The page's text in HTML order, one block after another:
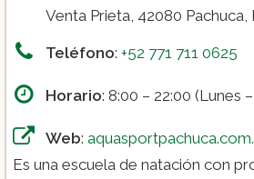
Venta Prieta, 42080
Teléfono: +52 771 711 0625
Horario: 8:00 – 22:00 (Lunes
Web:
Es una escuela de natación con